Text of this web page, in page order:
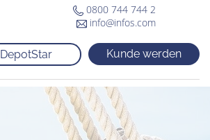
0800 744 744 2
info@infos.com
DepotStar Kunde werden